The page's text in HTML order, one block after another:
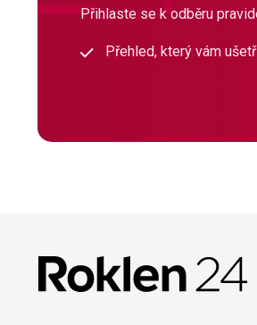
Přihlaste se k odběru
Přehled, který vám